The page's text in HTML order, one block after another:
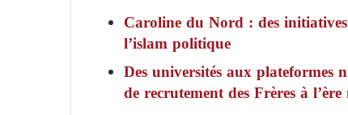
Caroline du Nord : des
l’islam politique
Des universités aux plateformes
de recrutement des Frères à